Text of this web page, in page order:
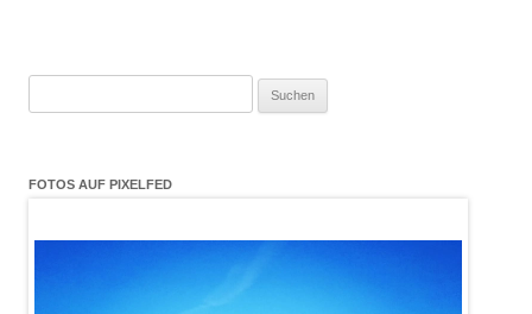
nach:
FOTOS AUF PIXELFED